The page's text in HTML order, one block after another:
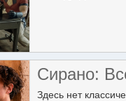
Сирано:
Здесь нет